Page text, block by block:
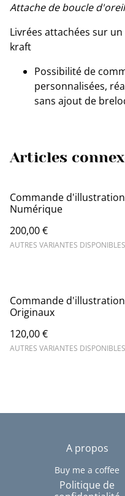
Attache de boucle
Livrées attachées sur
kraft
Possibilité de
personnalisées,
sans ajout de
Articles
Commande d'illustration _
Numérique
200,00 €
AUTRES VARIANTES DISPONIBLES
Commande d'illustration _
Originaux
120,00 €
AUTRES VARIANTES DISPONIBLES
A propos
Buy me a coffee
Politique de